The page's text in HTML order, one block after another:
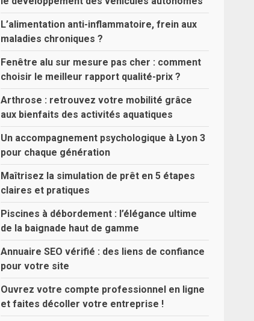
L’alimentation anti-inflammatoire, frein aux
maladies chroniques ?
Fenêtre alu sur mesure pas cher : comment
choisir le meilleur rapport qualité-prix ?
Arthrose : retrouvez votre mobilité grâce
aux bienfaits des activités aquatiques
Un accompagnement psychologique à Lyon 3
pour chaque génération
Maîtrisez la simulation de prêt en 5 étapes
claires et pratiques
Piscines à débordement : l’élégance ultime
de la baignade haut de gamme
Annuaire SEO vérifié : des liens de confiance
pour votre site
Ouvrez votre compte professionnel en ligne
et faites décoller votre entreprise !